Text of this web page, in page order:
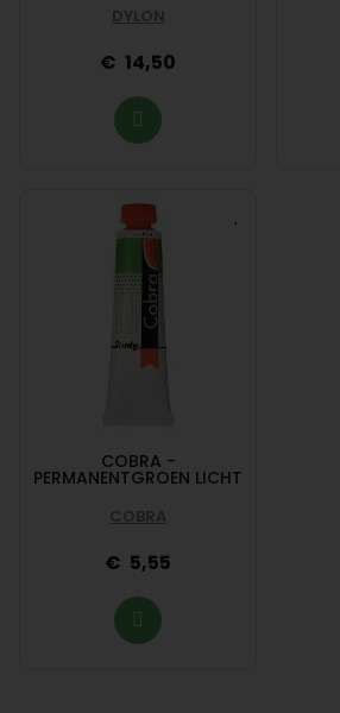
DYLON
14,50
COBRA -
PERMANENTGROEN LICHT
COBRA
5,55